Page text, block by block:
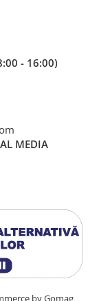
- 16:00)
MEDIA
by Gomag